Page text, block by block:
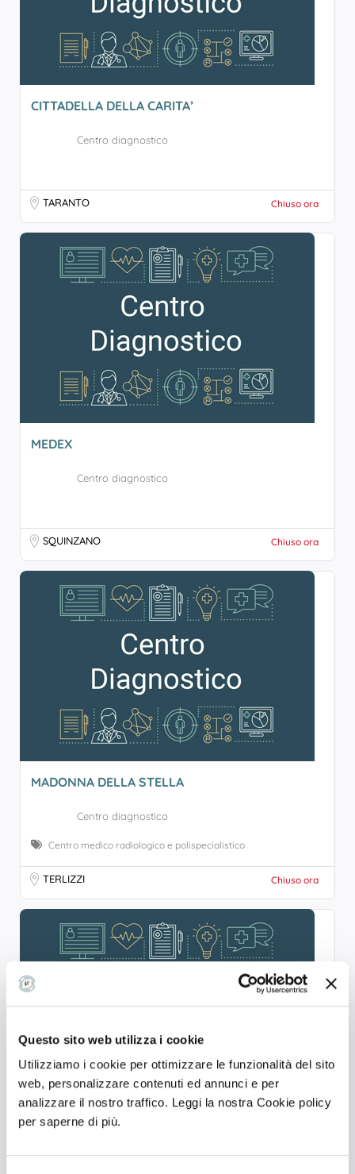
Questo sito web utilizza i cookie
Utilizziamo i cookie per ottimizzare le funzionalità del sito
web, personalizzare contenuti ed annunci e per
analizzare il nostro traffico. Leggi la nostra Cookie policy
per saperne di più.
CITTADELLA DELLA CARITA’
Centro diagnostico
TARANTO Chiuso ora
MEDEX
Centro diagnostico
SQUINZANO Chiuso ora
MADONNA DELLA STELLA
Centro diagnostico
Centro medico radiologico e polispecialistico
TERLIZZI Chiuso ora
PRONTOSALUTE
Centro diagnostico